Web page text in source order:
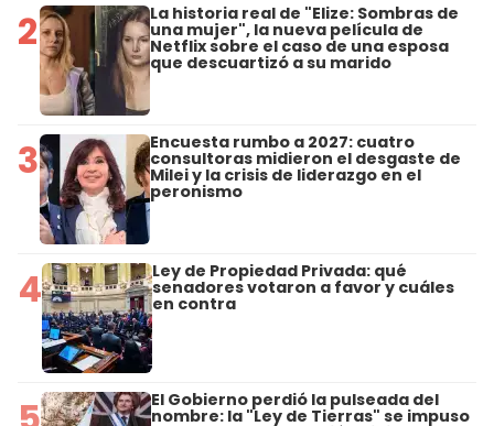
2 La historia real de "Elize: Sombras de
una mujer", la nueva película de
Netflix sobre el caso de una esposa
que descuartizó a su marido
3 Encuesta rumbo a 2027: cuatro
consultoras midieron el desgaste de
Milei y la crisis de liderazgo en el
peronismo
4 Ley de Propiedad Privada: qué
senadores votaron a favor y cuáles
en contra
El Gobierno perdió la pulseada del
nombre: la "Ley de Tierras" se impuso